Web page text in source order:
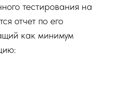
тестирования на
отчет по его
как минимум